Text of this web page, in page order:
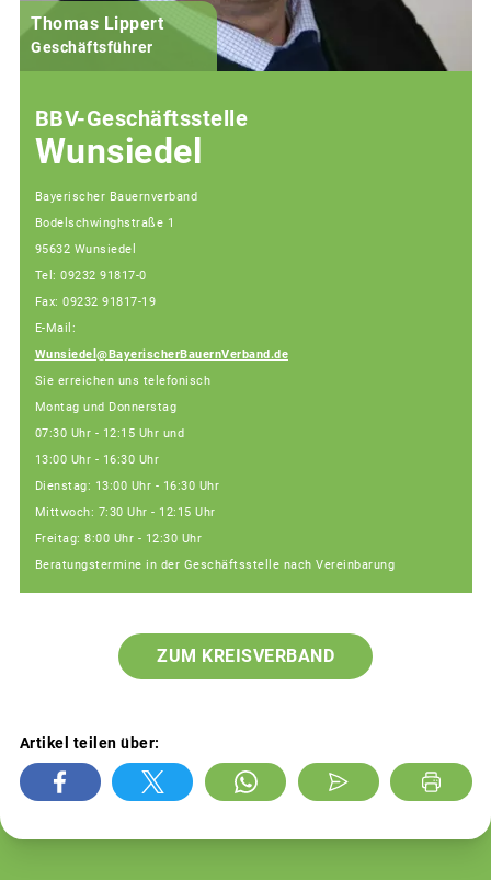
Thomas Lippert
Geschäftsführer
BBV-Geschäftsstelle
Wunsiedel
Bayerischer Bauernverband
Bodelschwinghstraße 1
95632 Wunsiedel
Tel: 09232 91817-0
Fax: 09232 91817-19
E-Mail:
Wunsiedel@BayerischerBauernVerband.de
Sie erreichen uns telefonisch
Montag und Donnerstag
07:30 Uhr - 12:15 Uhr und
13:00 Uhr - 16:30 Uhr
Dienstag: 13:00 Uhr - 16:30 Uhr
Mittwoch: 7:30 Uhr - 12:15 Uhr
Freitag: 8:00 Uhr - 12:30 Uhr
Beratungstermine in der Geschäftsstelle nach Vereinbarung
ZUM KREISVERBAND
Artikel teilen über: